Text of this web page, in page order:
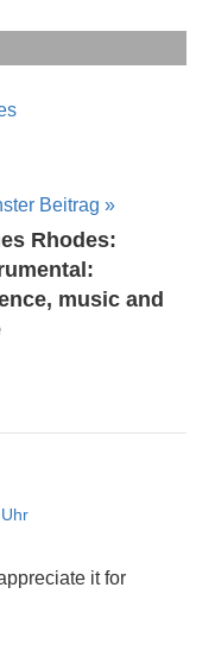
Beitrag
Rhodes:
music and
it for